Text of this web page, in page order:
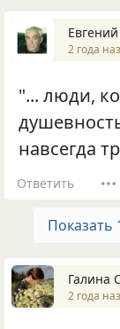
2 года
"... люди,
навсегда
Ответить
Показать
Галина
2 года